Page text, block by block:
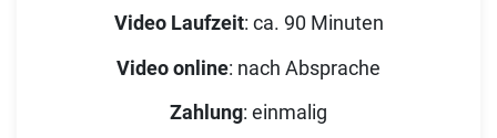
Video Laufzeit: ca. 90 Minuten
Video online: nach Absprache
Zahlung: einmalig